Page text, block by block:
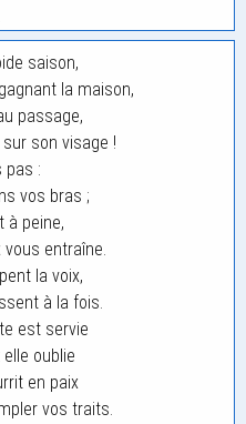
saison,
la maison,
passage,
son visage !
pas :
vos bras ;
à peine,
entraîne.
la voix,
à la fois.
est servie
oublie
en paix
vos traits.